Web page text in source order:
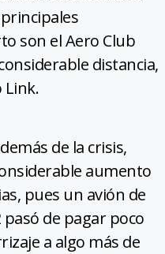
son el Aero Club
distancia,
Link.
de la crisis,
aumento
pues un avión de
pasó de pagar poco
a algo más de